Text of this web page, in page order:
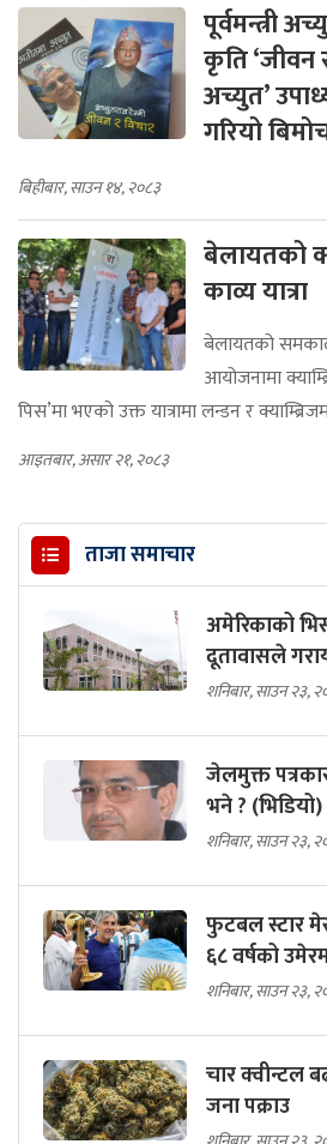
पूर्वमन्त्री
कृति ‘जीवन
अच्युत’
गरियो
बिहीबार, साउन १४, २०८३
बेलायतको
काव्य यात्रा
बेलायतको
आयोजनामा
पिस’मा भएको उक्त यात्रामा लन्डन र
आइतबार, असार २१, २०८३
ताजा समाचार
अमेरिकाको
दूतावासले
शनिबार, साउन २३,
जेलमुक्त
भने ? (भिडियो)
शनिबार, साउन २३,
फुटबल स्टार
६८ वर्षको
शनिबार, साउन २३,
चार क्वीन्टल
जना पक्राउ